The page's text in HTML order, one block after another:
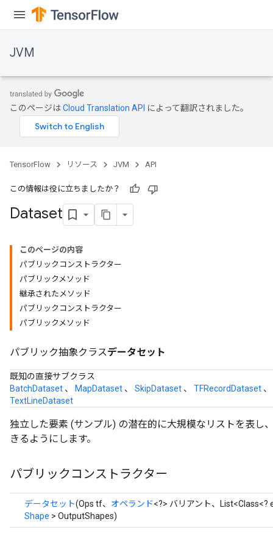
JVM
このページはCloud Translation API によって翻訳されました。
TensorFlow リソース JVM API
この情報は役に立ちましたか？
Dataset
このページの内容
パブリックコンストラクター
パブリックメソッド
継承されたメソッド
パブリックコンストラクター
パブリックメソッド
パブリック抽象クラスデータセット
既知の直接サブクラス
BatchDataset 、 MapDataset 、 SkipDataset 、 TFRecordDataset 、
TextLineDataset
独立した要素 (サンプル) の潜在的に大規模なリストを表し
きるようにします。
パブリックコンストラクター
データセット(Ops tf、 オペランド<?> バリアント、List<Class<?
Shape > OutputShapes)